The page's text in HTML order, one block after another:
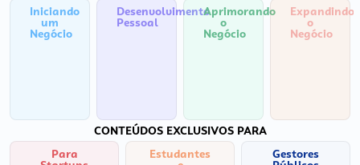
Iniciando
um
Negócio
Desenvolvimento
Pessoal
Aprimorando
o
Negócio
Expandindo
o
Negócio
CONTEÚDOS EXCLUSIVOS PARA
Para
Estudantes Gestores